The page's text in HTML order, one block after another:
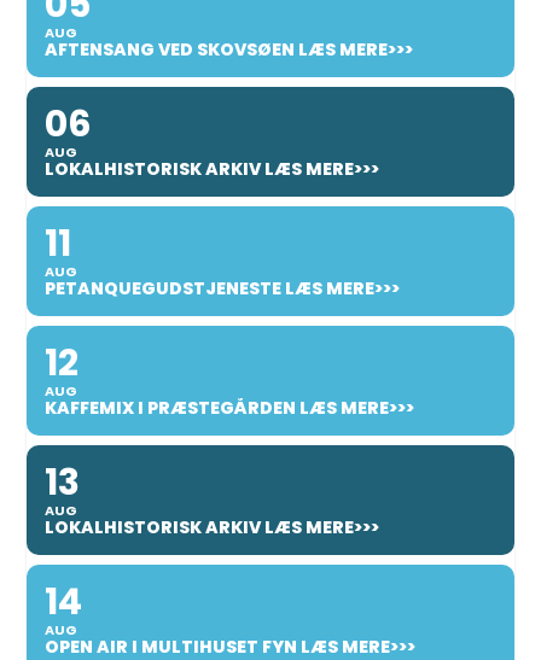
AUG
AFTENSANG VED SKOVSØEN LÆS MERE>>>
06
AUG
LOKALHISTORISK ARKIV LÆS MERE>>>
11
AUG
PETANQUEGUDSTJENESTE LÆS MERE>>>
12
AUG
KAFFEMIX I PRÆSTEGÅRDEN LÆS MERE>>>
13
AUG
LOKALHISTORISK ARKIV LÆS MERE>>>
14
AUG
OPEN AIR I MULTIHUSET FYN LÆS MERE>>>